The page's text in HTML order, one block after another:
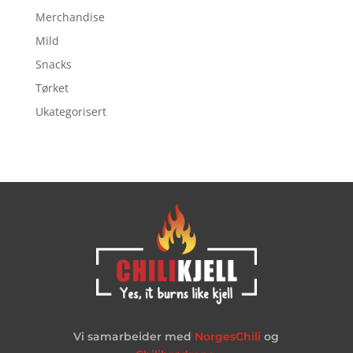
Merchandise
Mild
Snacks
Tørket
Ukategorisert
Vi samarbeider med NorgesChili og